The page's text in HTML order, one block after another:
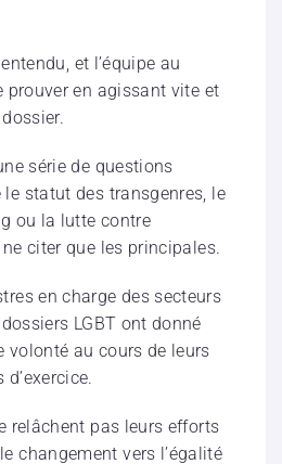
entendu, et l’équipe au
prouver en agissant vite et
série de questions
le statut des transgenres, le
ou la lutte contre
ne citer que les principales.
en charge des secteurs
LGBT ont donné
volonté au cours de leurs
relâchent pas leurs efforts
changement vers l’égalité